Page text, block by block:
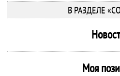
В РАЗДЕЛЕ
Моя